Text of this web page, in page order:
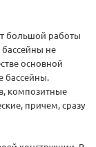
большой работы
не
основной
бассейны.
композитные
причем, сразу